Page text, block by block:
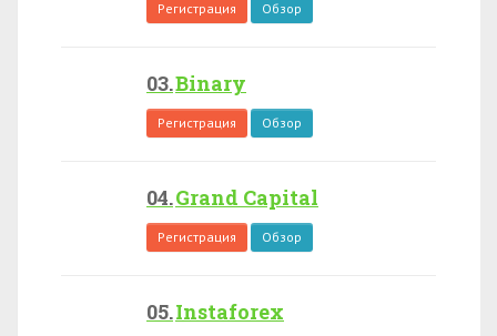
Регистрация Обзор
Binary
Регистрация Обзор
Grand Capital
Регистрация Обзор
Instaforex